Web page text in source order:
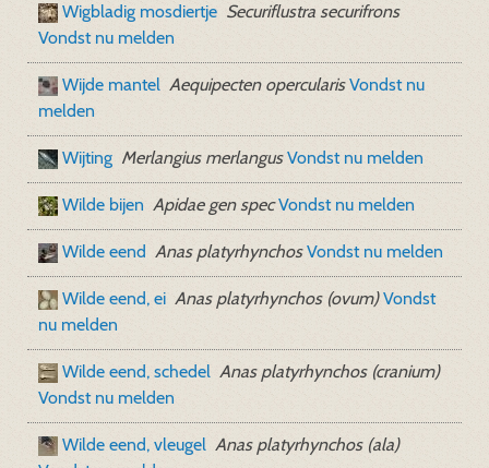
Wigbladig mosdiertje Securiflustra securifrons
Vondst nu melden
Wijde mantel Aequipecten opercularis Vondst nu
melden
Wijting Merlangius merlangus Vondst nu melden
Wilde bijen Apidae gen spec Vondst nu melden
Wilde eend Anas platyrhynchos Vondst nu melden
Wilde eend, ei Anas platyrhynchos (ovum) Vondst
nu melden
Wilde eend, schedel Anas platyrhynchos (cranium)
Vondst nu melden
Wilde eend, vleugel Anas platyrhynchos (ala)